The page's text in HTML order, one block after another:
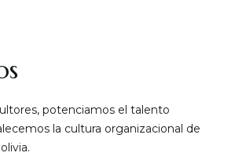
potenciamos el talento
la cultura organizacional de